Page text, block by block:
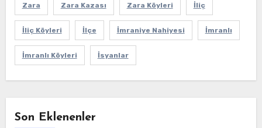
Zara Zara Kazası Zara Köyleri İliç
İliç Köyleri İlçe İmraniye Nahiyesi İmranlı
İmranlı Köyleri İsyanlar
Son Eklenenler